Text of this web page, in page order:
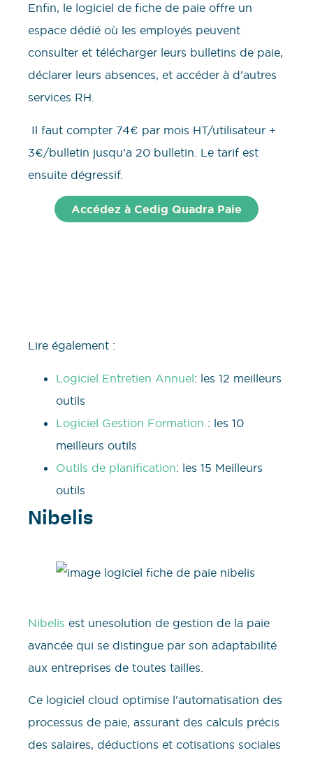
Enfin, le logiciel de fiche de paie offre un
espace dédié où les employés peuvent
consulter et télécharger leurs bulletins de paie,
déclarer leurs absences, et accéder à d’autres
services RH.
Il faut compter 74€ par mois HT/utilisateur +
3€/bulletin jusqu’a 20 bulletin. Le tarif est
ensuite dégressif.
Accédez à Cedig Quadra Paie
Lire également :
Logiciel Entretien Annuel: les 12 meilleurs
outils
Logiciel Gestion Formation : les 10
meilleurs outils
Outils de planification: les 15 Meilleurs
outils
Nibelis
Nibelis est unesolution de gestion de la paie
avancée qui se distingue par son adaptabilité
aux entreprises de toutes tailles.
Ce logiciel cloud optimise l’automatisation des
processus de paie, assurant des calculs précis
des salaires, déductions et cotisations sociales